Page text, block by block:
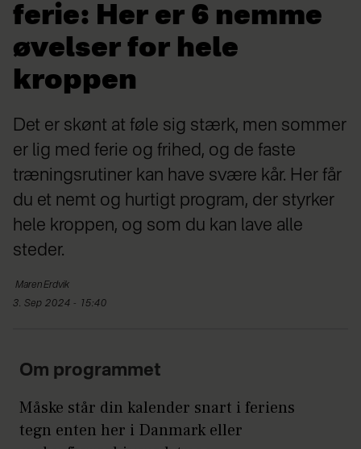
ferie: Her er 6 nemme
øvelser for hele
kroppen
Det er skønt at føle sig stærk, men sommer
er lig med ferie og frihed, og de faste
træningsrutiner kan have svære kår. Her får
du et nemt og hurtigt program, der styrker
hele kroppen, og som du kan lave alle
steder.
MarenErdvik
3. Sep 2024 - 15:40
Om programmet
Måske står din kalender snart i feriens
tegn enten her i Danmark eller